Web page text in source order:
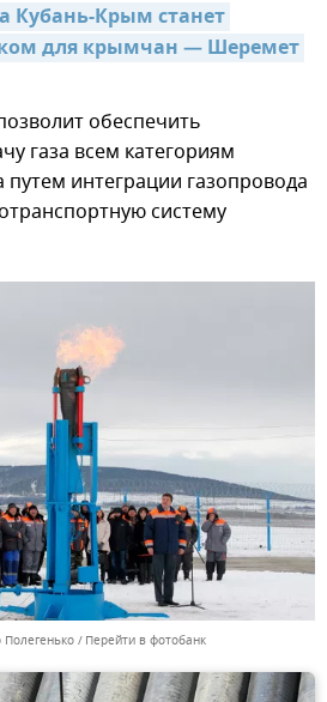
Кубань-Крым станет
для крымчан — Шеремет
обеспечить
газа всем категориям
интеграции газопровода
систему
Перейти в фотобанк